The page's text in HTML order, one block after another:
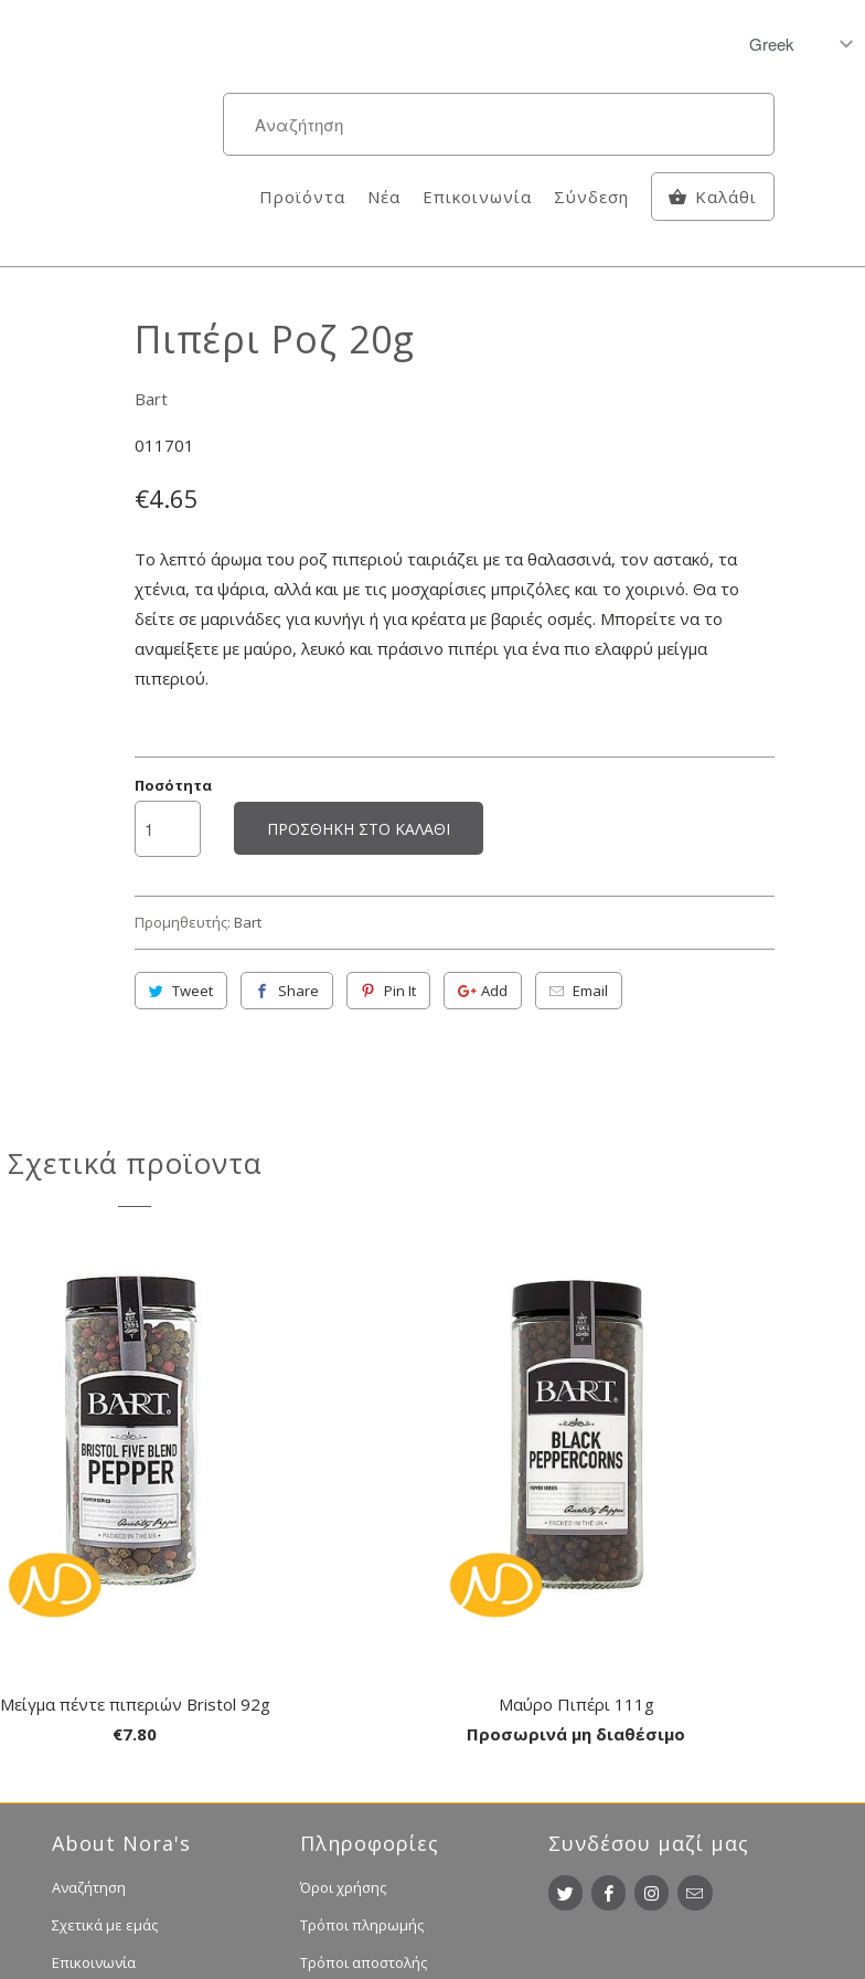
Προϊόντα Νέα Επικοινωνία Σύνδεση Καλάθι
Πιπέρι Ροζ 20g
Bart
011701
€4.65
Το λεπτό άρωμα του ροζ πιπεριού ταιριάζει με τα θαλασσινά, τον αστακό, τα
χτένια, τα ψάρια, αλλά και με τις μοσχαρίσιες μπριζόλες και το χοιρινό. Θα το
δείτε σε μαρινάδες για κυνήγι ή για κρέατα με βαριές οσμές. Μπορείτε να το
αναμείξετε με μαύρο, λευκό και πράσινο πιπέρι για ένα πιο ελαφρύ μείγμα
πιπεριού.
Ποσότητα
ΠΡΟΣΘΉΚΗ ΣΤΟ ΚΑΛΆΘΙ
Προμηθευτής: Bart
Tweet Share Pin It Add Email
Σχετικά προϊοντα
Μείγμα πέντε πιπεριών Bristol 92g
€7.80
Μαύρο Πιπέρι 111g
Προσωρινά μη διαθέσιμο
About Nora's
Αναζήτηση
Σχετικά με εμάς
Επικοινωνία
Πληροφορίες
Όροι χρήσης
Τρόποι πληρωμής
Τρόποι αποστολής
Συνδέσου μαζί μας